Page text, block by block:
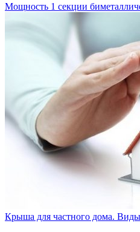
Мощность 1 секции
Крыша для частного дома.